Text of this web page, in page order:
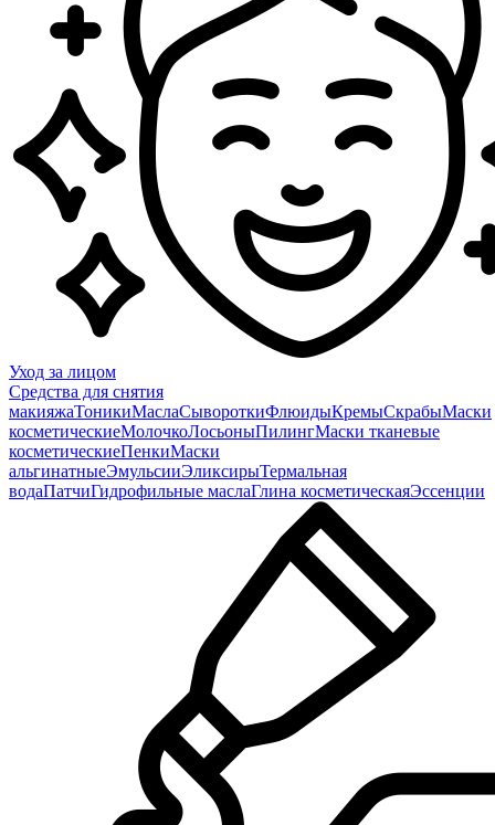
Уход за лицом
Средства для снятия
макияжаТоникиМаслаСывороткиФлюидыКремыСкрабыМаски
косметическиеМолочкоЛосьоныПилингМаски тканевые
косметическиеПенкиМаски
альгинатныеЭмульсииЭликсирыТермальная
водаПатчиГидрофильные маслаГлина косметическаяЭссенции